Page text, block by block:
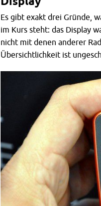
Es gibt exakt drei Gründe,
im Kurs steht: das Display
nicht mit denen anderer
Übersichtlichkeit ist